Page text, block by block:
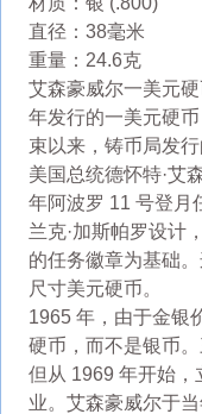
直径：38毫米
重量：24.6克
艾森豪威尔一美元
年发行的一美元硬
束以来，铸币局发
美国总统德怀特·艾
年阿波罗 11 号登月
兰克·加斯帕罗设计
的任务徽章为基础
尺寸美元硬币。
1965 年，由于金银
硬币，而不是银币
但从 1969 年开始
业。艾森豪威尔于